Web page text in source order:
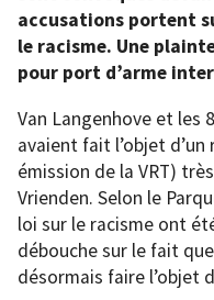
accusations portent
le racisme. Une
pour port d’arme
Van Langenhove et les
avaient fait l’objet
émission de la VRT)
Vrienden. Selon le
loi sur le racisme ont
débouche sur le fait
désormais faire l’objet